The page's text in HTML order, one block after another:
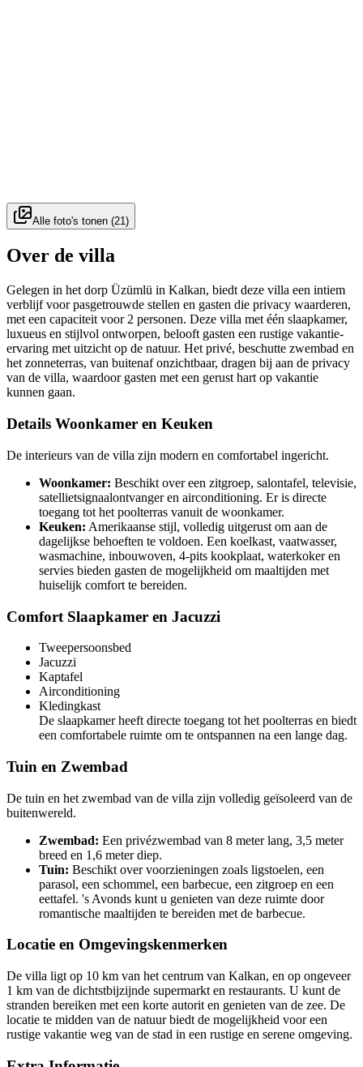
Alle foto's tonen (21)
Over de villa
Gelegen in het dorp Üzümlü in Kalkan, biedt deze villa een intiem
verblijf voor pasgetrouwde stellen en gasten die privacy waarderen,
met een capaciteit voor 2 personen. Deze villa met één slaapkamer,
luxueus en stijlvol ontworpen, belooft gasten een rustige vakantie-
ervaring met uitzicht op de natuur. Het privé, beschutte zwembad en
het zonneterras, van buitenaf onzichtbaar, dragen bij aan de privacy
van de villa, waardoor gasten met een gerust hart op vakantie
kunnen gaan.
Details Woonkamer en Keuken
De interieurs van de villa zijn modern en comfortabel ingericht.
Woonkamer: Beschikt over een zitgroep, salontafel, televisie,
satellietsignaalontvanger en airconditioning. Er is directe
toegang tot het poolterras vanuit de woonkamer.
Keuken: Amerikaanse stijl, volledig uitgerust om aan de
dagelijkse behoeften te voldoen. Een koelkast, vaatwasser,
wasmachine, inbouwoven, 4-pits kookplaat, waterkoker en
servies bieden gasten de mogelijkheid om maaltijden met
huiselijk comfort te bereiden.
Comfort Slaapkamer en Jacuzzi
Tweepersoonsbed
Jacuzzi
Kaptafel
Airconditioning
Kledingkast
De slaapkamer heeft directe toegang tot het poolterras en biedt
een comfortabele ruimte om te ontspannen na een lange dag.
Tuin en Zwembad
De tuin en het zwembad van de villa zijn volledig geïsoleerd van de
buitenwereld.
Zwembad: Een privézwembad van 8 meter lang, 3,5 meter
breed en 1,6 meter diep.
Tuin: Beschikt over voorzieningen zoals ligstoelen, een
parasol, een schommel, een barbecue, een zitgroep en een
eettafel. 's Avonds kunt u genieten van deze ruimte door
romantische maaltijden te bereiden met de barbecue.
Locatie en Omgevingskenmerken
De villa ligt op 10 km van het centrum van Kalkan, en op ongeveer
1 km van de dichtstbijzijnde supermarkt en restaurants. U kunt de
stranden bereiken met een korte autorit en genieten van de zee. De
locatie te midden van de natuur biedt de mogelijkheid voor een
rustige vakantie weg van de stad in een rustige en serene omgeving.